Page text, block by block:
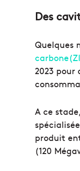
Des
Quelques
2023
A ce
produit
(120